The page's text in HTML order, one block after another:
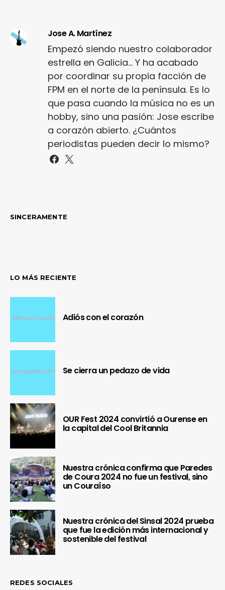
Jose A. Martínez
Empezó siendo nuestro colaborador
estrella en Galicia... Y ha acabado
por coordinar su propia facción de
FPM en el norte de la península. Es lo
que pasa cuando la música no es un
hobby, sino una pasión: Jose escribe
a corazón abierto. ¿Cuántos
periodistas pueden decir lo mismo?
SINCERAMENTE
LO MÁS RECIENTE
Adiós con el corazón
Se cierra un pedazo de vida
OUR Fest 2024 convirtió a Ourense en
la capital del Cool Britannia
Nuestra crónica confirma que Paredes
de Coura 2024 no fue un festival, sino
un Couraíso
Nuestra crónica del Sinsal 2024 prueba
que fue la edición más internacional y
sostenible del festival
REDES SOCIALES